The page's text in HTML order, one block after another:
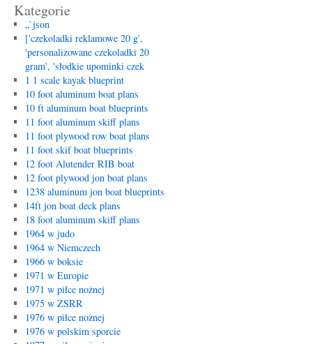
Kategorie
„`json
['czekoladki reklamowe 20 g',
'personalizowane czekoladki 20
gram', 'słodkie upominki czek
1 1 scale kayak blueprint
10 foot aluminum boat plans
10 ft aluminum boat blueprints
11 foot aluminum skiff plans
11 foot plywood row boat plans
11 foot skif boat blueprints
12 foot Alutender RIB boat
12 foot plywood jon boat plans
1238 aluminum jon boat blueprints
14ft jon boat deck plans
18 foot aluminum skiff plans
1964 w judo
1964 w Niemczech
1966 w boksie
1971 w Europie
1971 w piłce nożnej
1975 w ZSRR
1976 w piłce nożnej
1976 w polskim sporcie